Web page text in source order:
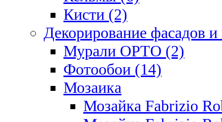
Кисти (2)
Декорирование фасадов и
Мурали ОРТО (2)
Фотообои (14)
Мозаика
Мозайка Fabrizio